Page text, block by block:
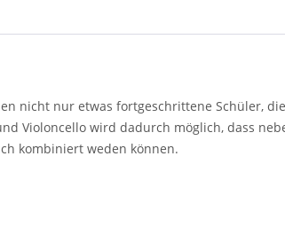
nicht nur etwas fortgeschrittene Schüler,
Violoncello wird dadurch möglich, dass
kombiniert weden können.